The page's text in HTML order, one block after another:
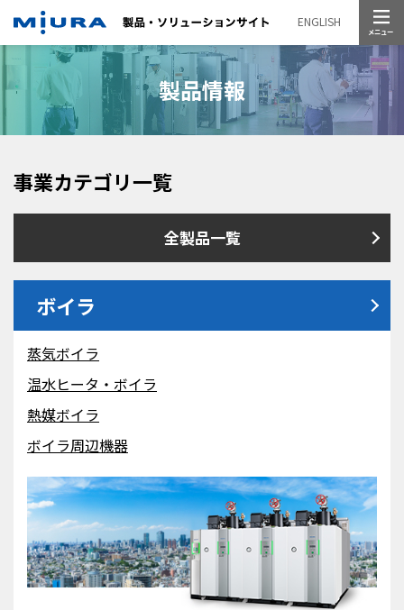
ENGLISH
製品情報
事業カテゴリ一覧
全製品一覧
ボイラ
蒸気ボイラ
温水ヒータ・ボイラ
熱媒ボイラ
ボイラ周辺機器